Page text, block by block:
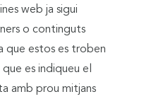
web ja sigui
o continguts
estos es troben
es indiqueu el
amb prou mitjans